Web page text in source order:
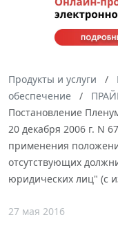
Продукты и услуги
обеспечение
Постановление
20 декабря 2006 г. N
применения
отсутствующих
юридических лиц" (с
27 мая 2016